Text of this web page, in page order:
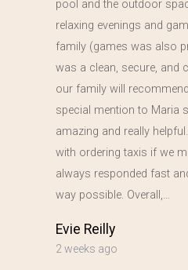
pool and the outdoor
relaxing evenings and
family (games was also
was a clean, secure, and
our family will
special mention to Maria
amazing and really
with ordering taxis if we
always responded fast
way possible. Overall,…
Evie Reilly
2 weeks ago